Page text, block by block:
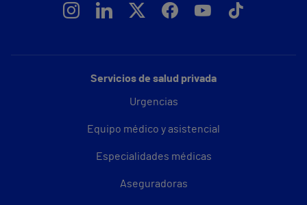
Servicios de salud privada
Urgencias
Equipo médico y asistencial
Especialidades médicas
Aseguradoras